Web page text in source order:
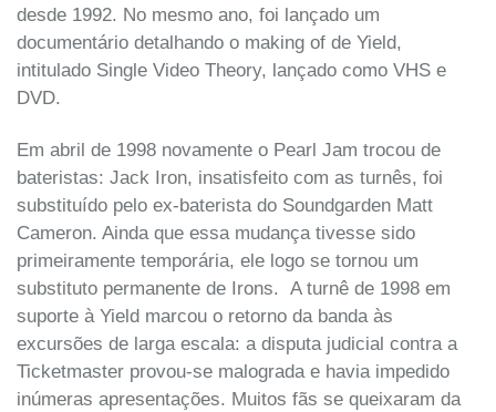
desde 1992. No mesmo ano, foi lançado um
documentário detalhando o making of de Yield,
intitulado Single Video Theory, lançado como VHS e
DVD.
Em abril de 1998 novamente o Pearl Jam trocou de
bateristas: Jack Iron, insatisfeito com as turnês, foi
substituído pelo ex-baterista do Soundgarden Matt
Cameron. Ainda que essa mudança tivesse sido
primeiramente temporária, ele logo se tornou um
substituto permanente de Irons. A turnê de 1998 em
suporte à Yield marcou o retorno da banda às
excursões de larga escala: a disputa judicial contra a
Ticketmaster provou-se malograda e havia impedido
inúmeras apresentações. Muitos fãs se queixaram da